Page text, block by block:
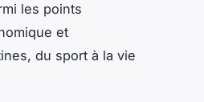
les points
et
du sport à la vie